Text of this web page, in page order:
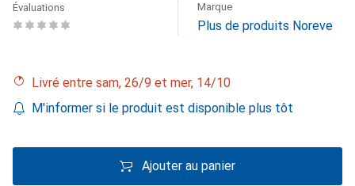
Évaluations Marque
Plus de produits Noreve
Livré entre sam, 26/9 et mer, 14/10
M'informer si le produit est disponible plus tôt
Ajouter au panier